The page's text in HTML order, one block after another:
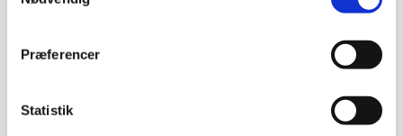
Præferencer
Statistik
Herrebukser med smalle ben, god stretch og lav
359,95kr.